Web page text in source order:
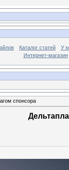
Каталог статей
У
Интернет-магазин
спонсора